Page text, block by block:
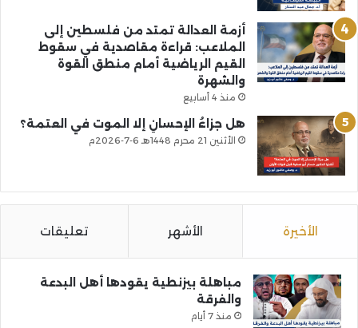
أزمة العدالة تمتد من فلسطين إلى
الملاعب: قراءة مقاصدية في سقوط
القيم الرياضية أمام منطق القوة
والشهرة
منذ 4 أسابيع
هل جزاءُ الإحسانِ إلا الموت في العتمة؟
الأثنين 21 محرم 1448هـ 6-7-2026م
الأخيرة الأشهر تعليقات
مباهلة بيزنطية يقودها أهل البدعة
والفرقة
منذ 7 أيام